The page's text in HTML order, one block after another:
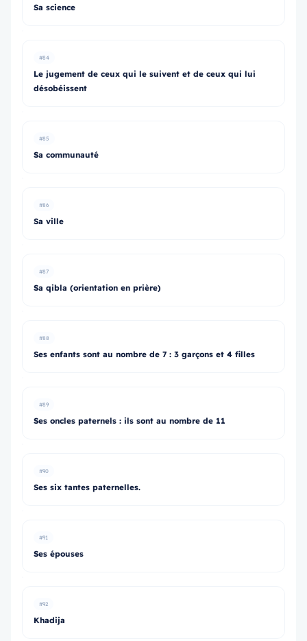
Sa science
#84
Le jugement de ceux qui le suivent et de ceux qui lui
désobéissent
#85
Sa communauté
#86
Sa ville
#87
Sa qibla (orientation en prière)
#88
Ses enfants sont au nombre de 7 : 3 garçons et 4 filles
#89
Ses oncles paternels : ils sont au nombre de 11
#90
Ses six tantes paternelles.
#91
Ses épouses
#92
Khadija